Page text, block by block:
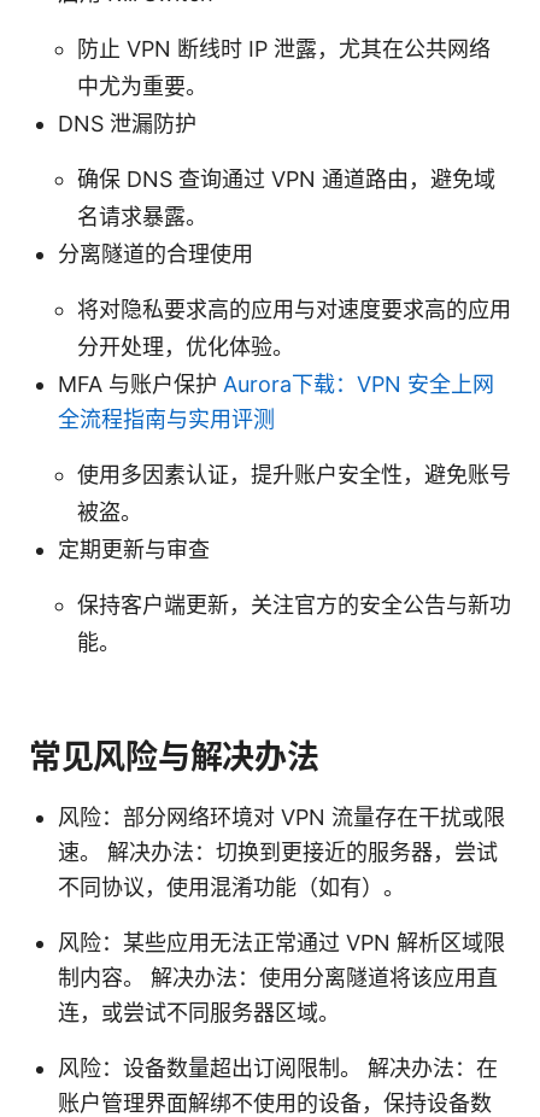
防止 VPN 断线时 IP 泄露，尤其在公共网络
中尤为重要。
DNS 泄漏防护
确保 DNS 查询通过 VPN 通道路由，避免域
名请求暴露。
分离隧道的合理使用
将对隐私要求高的应用与对速度要求高的应用
分开处理，优化体验。
MFA 与账户保护 Aurora下载：VPN 安全上网
全流程指南与实用评测
使用多因素认证，提升账户安全性，避免账号
被盗。
定期更新与审查
保持客户端更新，关注官方的安全公告与新功
能。
常见风险与解决办法
风险：部分网络环境对 VPN 流量存在干扰或限
速。 解决办法：切换到更接近的服务器，尝试
不同协议，使用混淆功能（如有）。
风险：某些应用无法正常通过 VPN 解析区域限
制内容。 解决办法：使用分离隧道将该应用直
连，或尝试不同服务器区域。
风险：设备数量超出订阅限制。 解决办法：在
账户管理界面解绑不使用的设备，保持设备数